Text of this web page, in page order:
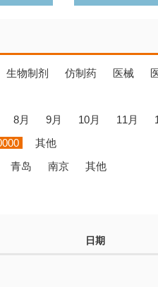
生物制剂 仿制药 医械
8月 9月 10月 11月
其他
青岛 南京
其他
日期